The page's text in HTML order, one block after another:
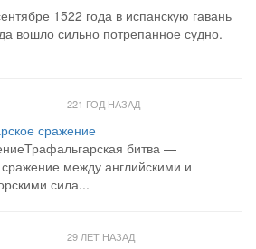
1522 года в испанскую гавань
вошло сильно потрепанное судно.
221 ГОД НАЗАД
сражение
битва —
между английскими и
сила...
29 ЛЕТ НАЗАД